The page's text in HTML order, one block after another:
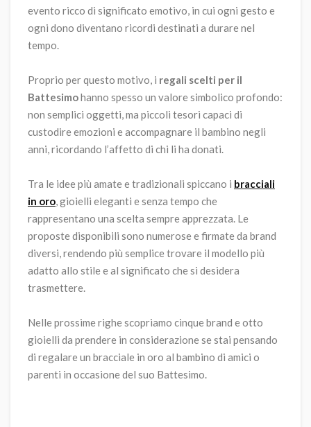
evento ricco di significato emotivo, in cui ogni gesto e
ogni dono diventano ricordi destinati a durare nel
tempo.
Proprio per questo motivo, i regali scelti per il
Battesimohanno spesso un valore simbolico profondo:
non semplici oggetti, ma piccoli tesori capaci di
custodire emozioni e accompagnare il bambino negli
anni, ricordando l’affetto di chi li ha donati.
Tra le idee più amate e tradizionali spiccano i bracciali
in oro, gioielli eleganti e senza tempo che
rappresentano una scelta sempre apprezzata. Le
proposte disponibili sono numerose e firmate da brand
diversi, rendendo più semplice trovare il modello più
adatto allo stile e al significato che si desidera
trasmettere.
Nelle prossime righe scopriamo cinque brand e otto
gioielli da prendere in considerazione se stai pensando
di regalare un bracciale in oro al bambino di amici o
parenti in occasione del suo Battesimo.